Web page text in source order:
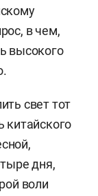
в чем,
высокого
свет тот
китайского
дня,
воли